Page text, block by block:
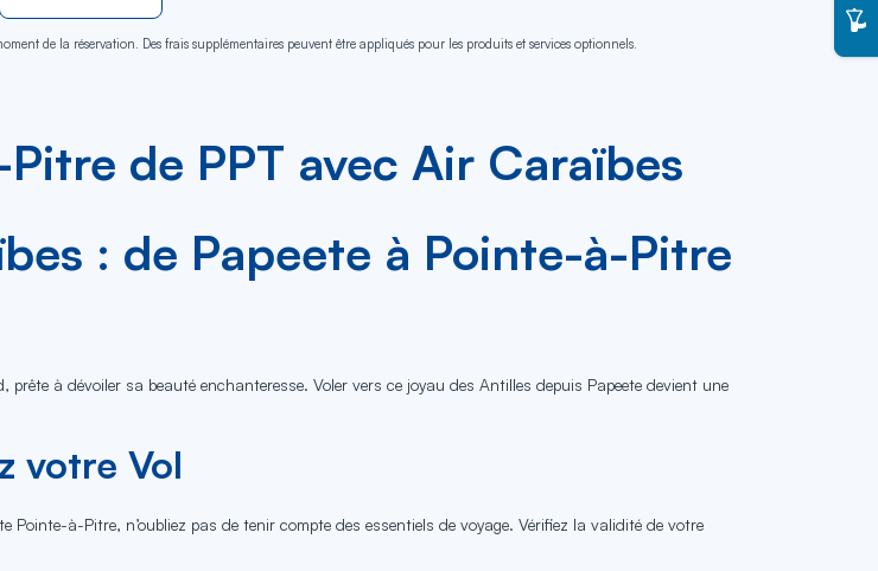
de la réservation. Des frais supplémentaires peuvent être appliqués pour les produits et services optionnels.
de PPT avec Air Caraïbes
: de Papeete à Pointe-à-Pitre
à dévoiler sa beauté enchanteresse. Voler vers ce joyau des Antilles depuis Papeete devient une
votre Vol
à-Pitre, n’oubliez pas de tenir compte des essentiels de voyage. Vérifiez la validité de votre